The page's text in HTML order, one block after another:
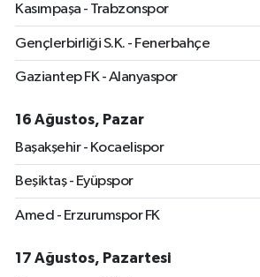
Kasımpaşa - Trabzonspor
Gençlerbirliği S.K. - Fenerbahçe
Gaziantep FK - Alanyaspor
16 Ağustos, Pazar
Başakşehir - Kocaelispor
Beşiktaş - Eyüpspor
Amed - Erzurumspor FK
17 Ağustos, Pazartesi